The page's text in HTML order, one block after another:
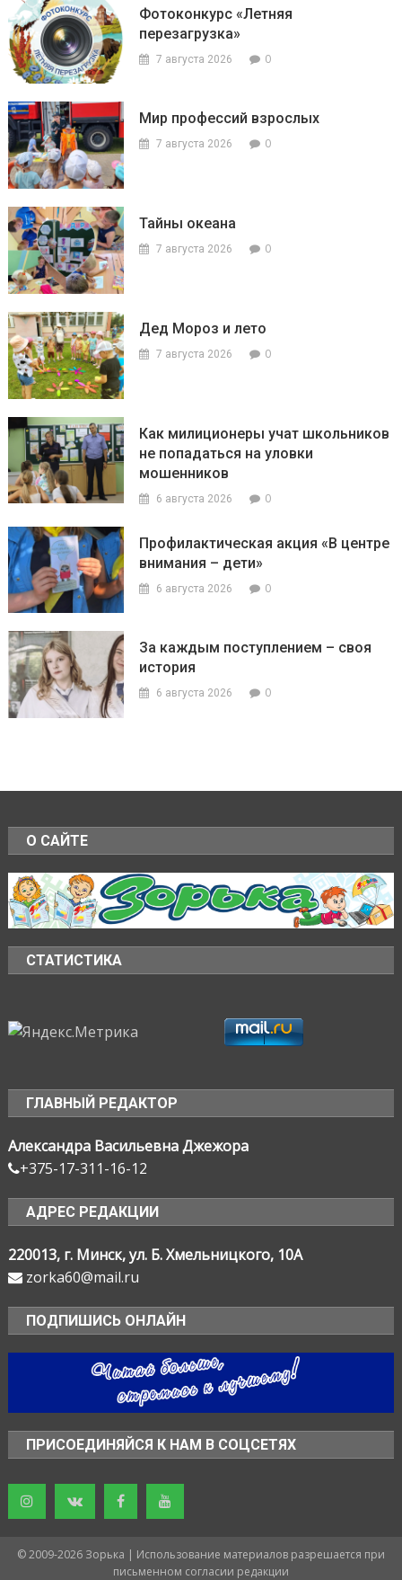
Фотоконкурс «Летняя
перезагрузка»
7 августа 2026 0
Мир профессий взрослых
7 августа 2026 0
Тайны океана
7 августа 2026 0
Дед Мороз и лето
7 августа 2026 0
Как милиционеры учат школьников
не попадаться на уловки
мошенников
6 августа 2026 0
Профилактическая акция «В центре
внимания – дети»
6 августа 2026 0
За каждым поступлением – своя
история
6 августа 2026 0
О САЙТЕ
СТАТИСТИКА
ГЛАВНЫЙ РЕДАКТОР
Александра Васильевна Джежора
+375-17-311-16-12
АДРЕС РЕДАКЦИИ
220013, г. Минск, ул. Б. Хмельницкого, 10А
zorka60@mail.ru
ПОДПИШИСЬ ОНЛАЙН
ПРИСОЕДИНЯЙСЯ К НАМ В СОЦСЕТЯХ
© 2009-2026 Зорька | Использование материалов разрешается при
письменном согласии редакции